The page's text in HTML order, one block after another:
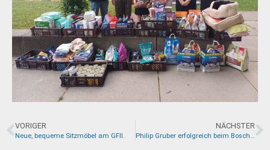
VORIGER
Neue, bequeme Sitzmöbel am GFII.
NÄCHSTER
Philip Gruber erfolgreich beim Bosch Maker-Event